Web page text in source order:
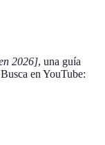
2026], una guía
en YouTube: